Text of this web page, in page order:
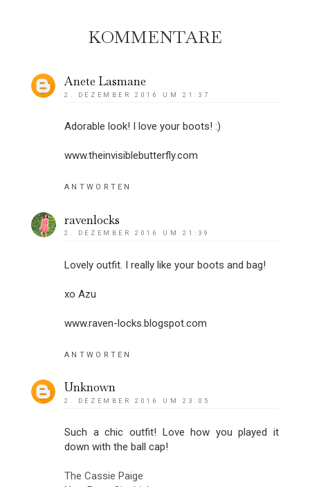
KOMMENTARE
Anete Lasmane
2. DEZEMBER 2016 UM 21:37
Adorable look! I love your boots! :)
www.theinvisiblebutterfly.com
ANTWORTEN
ravenlocks
2. DEZEMBER 2016 UM 21:39
Lovely outfit. I really like your boots and bag!
xo Azu
www.raven-locks.blogspot.com
ANTWORTEN
Unknown
2. DEZEMBER 2016 UM 23:05
Such a chic outfit! Love how you played it
down with the ball cap!
The Cassie Paige